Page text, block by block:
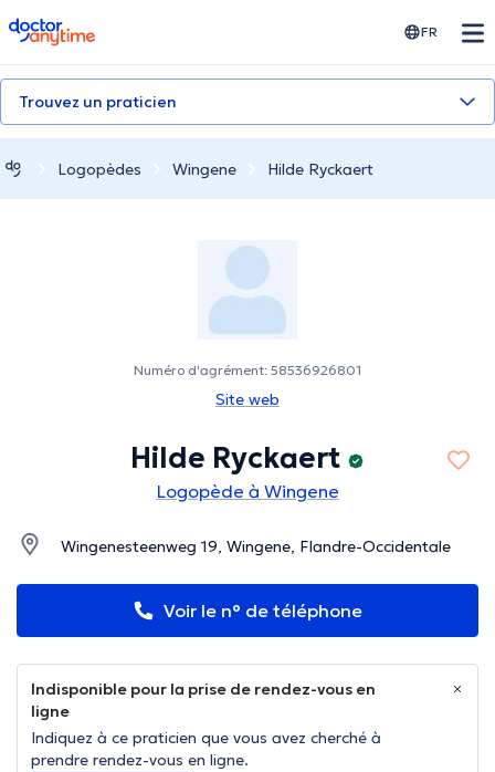
doctoranytime FR
Trouvez un praticien
Logopèdes Wingene Hilde Ryckaert
Numéro d'agrément: 58536926801
Site web
Hilde Ryckaert
Logopède à Wingene
Wingenesteenweg 19, Wingene, Flandre-Occidentale
Voir le n° de téléphone
Indisponible pour la prise de rendez-vous en
ligne
Indiquez à ce praticien que vous avez cherché à
prendre rendez-vous en ligne.